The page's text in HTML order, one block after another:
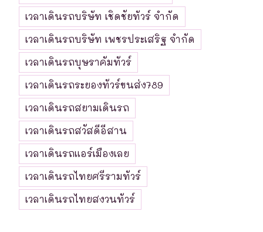
เวลาเดินรถบริษัท เชิดชัยทัวร์ จำกัด
เวลาเดินรถบริษัท เพชรประเสริฐ จำกัด
เวลาเดินรถบุษราคัมทัวร์
เวลาเดินรถระยองทัวร์ขนส่ง789
เวลาเดินรถสยามเดินรถ
เวลาเดินรถสวัสดีอีสาน
เวลาเดินรถแอร์เมืองเลย
เวลาเดินรถไทยศรีรามทัวร์
เวลาเดินรถไทยสงวนทัวร์